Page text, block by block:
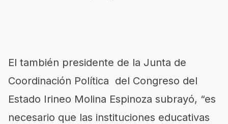
El también presidente de la Junta de
Coordinación Política del Congreso del
Estado Irineo Molina Espinoza subrayó, “es
necesario que las instituciones educativas